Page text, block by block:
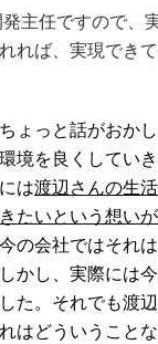
発主任ですので、
れば、実現でき
ょっと話がおか
境を良くしてい
は渡辺さんの生
たいという想い
の会社ではそれ
かし、実際には
た。それでも渡
はどういうこと